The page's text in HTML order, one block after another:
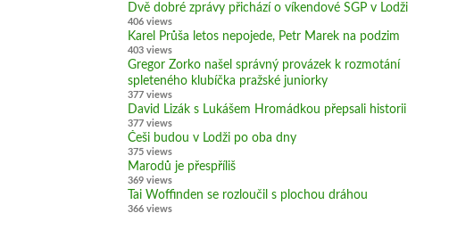
Dvě dobré zprávy přichází o víkendové SGP v Lodži
406 views
Karel Průša letos nepojede, Petr Marek na podzim
403 views
Gregor Zorko našel správný provázek k rozmotání
spleteného klubíčka pražské juniorky
377 views
David Lizák s Lukášem Hromádkou přepsali historii
377 views
Češi budou v Lodži po oba dny
375 views
Marodů je přespříliš
369 views
Tai Woffinden se rozloučil s plochou dráhou
366 views